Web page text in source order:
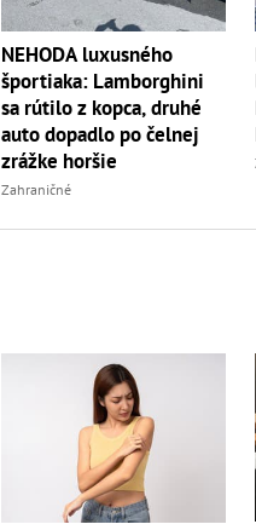
NEHODA luxusného
športiaka: Lamborghini
sa rútilo z kopca, druhé
auto dopadlo po čelnej
zrážke horšie
Zahraničné